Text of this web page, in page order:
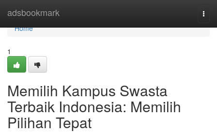
adsbookmark
Home
Home
1
Memilih Kampus Swasta
Terbaik Indonesia: Memilih
Pilihan Tepat